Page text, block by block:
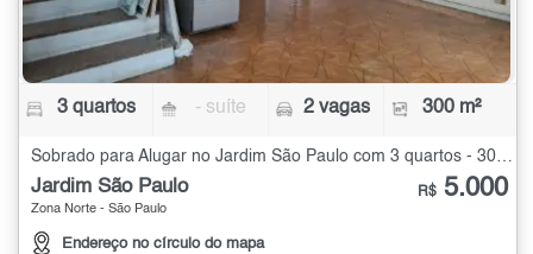
3 quartos - suíte 2 vagas 300 m²
Sobrado para Alugar no Jardim São Paulo com 3 quartos - 300 m²
Jardim São Paulo
Zona Norte - São Paulo
Endereço no círculo do mapa
R$ 5.000